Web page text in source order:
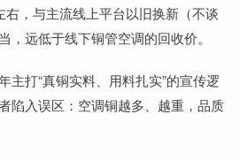
右，与主流线上平台以旧换新（不谈
，远低于线下铜管空调的回收价。
主打“真铜实料、用料扎实”的宣传逻
陷入误区：空调铜越多、越重，品质